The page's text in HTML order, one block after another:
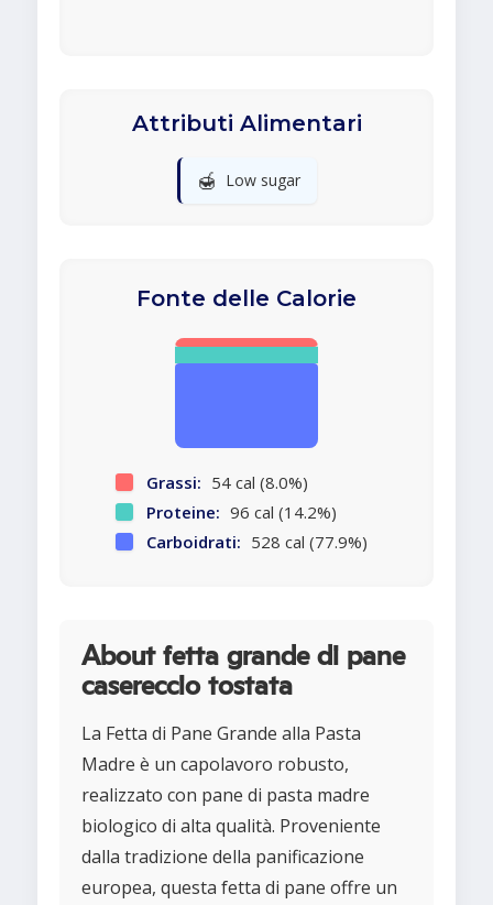
Attributi Alimentari
🍯 Low sugar
Fonte delle Calorie
Grassi: 54 cal (8.0%)
Proteine: 96 cal (14.2%)
Carboidrati: 528 cal (77.9%)
About fetta grande di pane
casereccio tostata
La Fetta di Pane Grande alla Pasta
Madre è un capolavoro robusto,
realizzato con pane di pasta madre
biologico di alta qualità. Proveniente
dalla tradizione della panificazione
europea, questa fetta di pane offre un